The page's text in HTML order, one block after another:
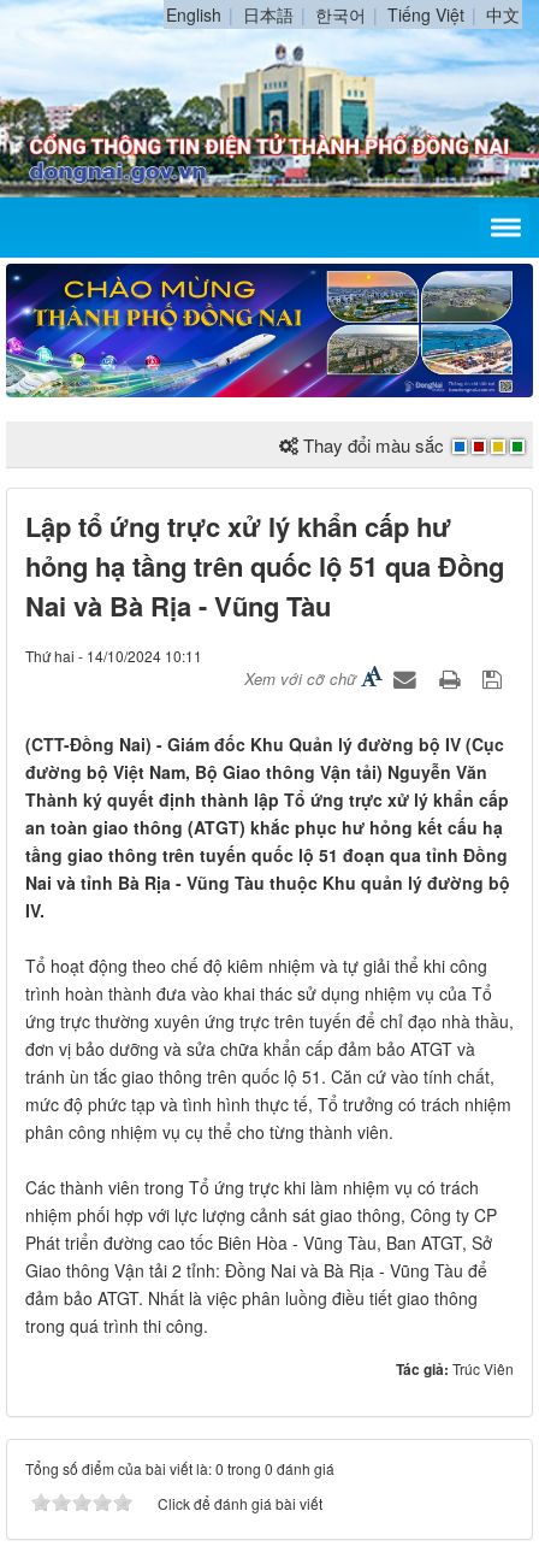
English 日本語 한국어 Tiếng Việt 中文
Thay đổi màu sắc
Lập tổ ứng trực xử lý khẩn cấp hư
hỏng hạ tầng trên quốc lộ 51 qua Đồng
Nai và Bà Rịa - Vũng Tàu
Thứ hai - 14/10/2024 10:11
Xem với cỡ chữ
(CTT-Đồng Nai) - Giám đốc Khu Quản lý đường bộ IV (Cục
đường bộ Việt Nam, Bộ Giao thông Vận tải) Nguyễn Văn
Thành ký quyết định thành lập Tổ ứng trực xử lý khẩn cấp
an toàn giao thông (ATGT) khắc phục hư hỏng kết cấu hạ
tầng giao thông trên tuyến quốc lộ 51 đoạn qua tỉnh Đồng
Nai và tỉnh Bà Rịa - Vũng Tàu thuộc Khu quản lý đường bộ
IV.
Tổ hoạt động theo chế độ kiêm nhiệm và tự giải thể khi công
trình hoàn thành đưa vào khai thác sử dụng nhiệm vụ của Tổ
ứng trực thường xuyên ứng trực trên tuyến để chỉ đạo nhà thầu,
đơn vị bảo dưỡng và sửa chữa khẩn cấp đảm bảo ATGT và
tránh ùn tắc giao thông trên quốc lộ 51. Căn cứ vào tính chất,
mức độ phức tạp và tình hình thực tế, Tổ trưởng có trách nhiệm
phân công nhiệm vụ cụ thể cho từng thành viên.
Các thành viên trong Tổ ứng trực khi làm nhiệm vụ có trách
nhiệm phối hợp với lực lượng cảnh sát giao thông, Công ty CP
Phát triển đường cao tốc Biên Hòa - Vũng Tàu, Ban ATGT, Sở
Giao thông Vận tải 2 tỉnh: Đồng Nai và Bà Rịa - Vũng Tàu để
đảm bảo ATGT. Nhất là việc phân luồng điều tiết giao thông
trong quá trình thi công.
Tác giả: Trúc Viên
Tổng số điểm của bài viết là: 0 trong 0 đánh giá
Click để đánh giá bài viết